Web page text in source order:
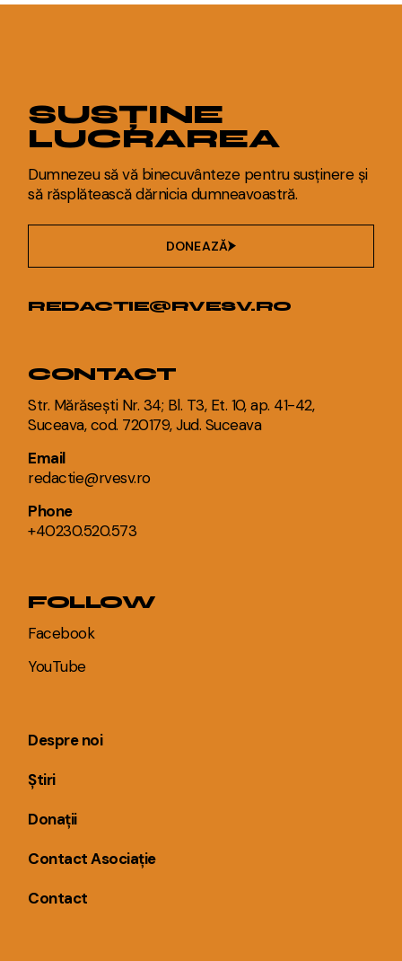
SUSȚINE
LUCRAREA
Dumnezeu să vă binecuvânteze pentru susținere și
să răsplătească dărnicia dumneavoastră.
DONEAZĂ
REDACTIE@RVESV.RO
CONTACT
Str. Mărăsești Nr. 34; Bl. T3, Et. 10, ap. 41-42,
Suceava, cod. 720179, Jud. Suceava
Email
redactie@rvesv.ro
Phone
+40230.520.573
FOLLOW
Facebook
YouTube
Despre noi
Știri
Donații
Contact Asociație
Contact